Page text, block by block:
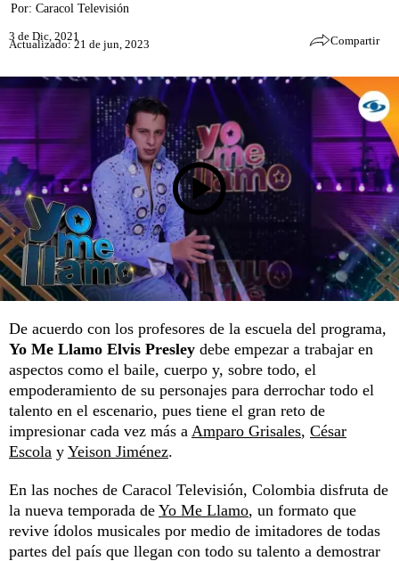
Por: Caracol Televisión
3 de Dic, 2021
Actualizado: 21 de jun, 2023 Compartir
De acuerdo con los profesores de la escuela del programa,
Yo Me Llamo Elvis Presley debe empezar a trabajar en
aspectos como el baile, cuerpo y, sobre todo, el
empoderamiento de su personajes para derrochar todo el
talento en el escenario, pues tiene el gran reto de
impresionar cada vez más a Amparo Grisales, César
Escola y Yeison Jiménez.
En las noches de Caracol Televisión, Colombia disfruta de
la nueva temporada de Yo Me Llamo, un formato que
revive ídolos musicales por medio de imitadores de todas
partes del país que llegan con todo su talento a demostrar